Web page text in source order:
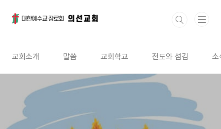
교회소개 말씀 교회학교 전도와 섬김 소